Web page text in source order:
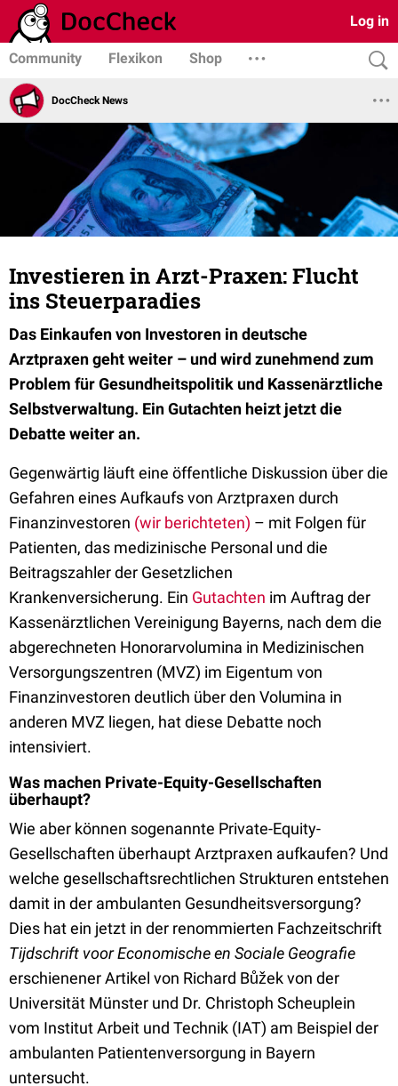
Log in
Community Flexikon Shop
DocCheck News
Investieren in Arzt-Praxen: Flucht
ins Steuerparadies
Das Einkaufen von Investoren in deutsche
Arztpraxen geht weiter – und wird zunehmend zum
Problem für Gesundheitspolitik und Kassenärztliche
Selbstverwaltung. Ein Gutachten heizt jetzt die
Debatte weiter an.
Gegenwärtig läuft eine öffentliche Diskussion über die
Gefahren eines Aufkaufs von Arztpraxen durch
Finanzinvestoren (wir berichteten) – mit Folgen für
Patienten, das medizinische Personal und die
Beitragszahler der Gesetzlichen
Krankenversicherung. Ein Gutachten im Auftrag der
Kassenärztlichen Vereinigung Bayerns, nach dem die
abgerechneten Honorarvolumina in Medizinischen
Versorgungszentren (MVZ) im Eigentum von
Finanzinvestoren deutlich über den Volumina in
anderen MVZ liegen, hat diese Debatte noch
intensiviert.
Was machen Private-Equity-Gesellschaften
überhaupt?
Wie aber können sogenannte Private-Equity-
Gesellschaften überhaupt Arztpraxen aufkaufen? Und
welche gesellschaftsrechtlichen Strukturen entstehen
damit in der ambulanten Gesundheitsversorgung?
Dies hat ein jetzt in der renommierten Fachzeitschrift
Tijdschrift voor Economische en Sociale Geografie
erschienener Artikel von Richard Bůžek von der
Universität Münster und Dr. Christoph Scheuplein
vom Institut Arbeit und Technik (IAT) am Beispiel der
ambulanten Patientenversorgung in Bayern
untersucht.